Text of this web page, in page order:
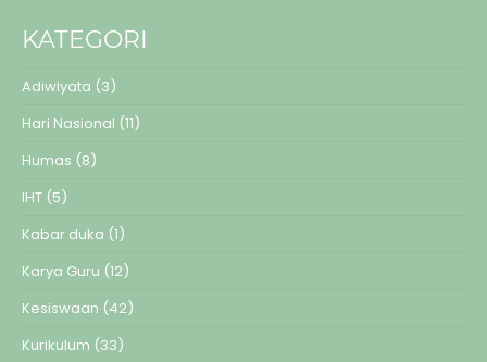
KATEGORI
Adiwiyata (3)
Hari Nasional (11)
Humas (8)
IHT (5)
Kabar duka (1)
Karya Guru (12)
Kesiswaan (42)
Kurikulum (33)